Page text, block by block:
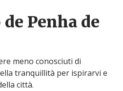
Penha de
meno conosciuti di
tranquillità per ispirarvi e
città.